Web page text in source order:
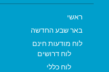
ראשי
באר שבע החדשה
לוח מודעות חינם
לוח דרושים
לוח כללי